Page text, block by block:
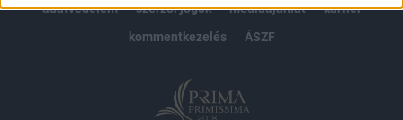
adatvédelem
szerzői jogok médiaajánlat
karrier
kommentkezelés
ÁSZF